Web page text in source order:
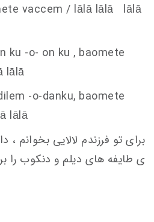
vaccem / lālā lālā lālā
ku -o- on ku , baomete
lālā
-o-danku, baomete
lālā
برای تو فرزندم لالایی بخوانم ،
ی طایفه های دیلم و دنکوب را